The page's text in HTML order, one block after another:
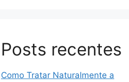
Posts recentes
Como Tratar Naturalmente a